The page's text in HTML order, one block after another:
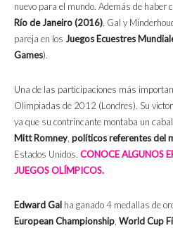
nuevo para el mundo. Además de haber
Río de Janeiro (2016), Gal y
pareja en los Juegos Ecuestres
Games).
Una de las participaciones más
Olimpiadas de 2012 (Londres). Su
ya que su contrincante montaba un
Mitt Romney, políticos referentes del
Estados Unidos. CONOCE ALGUNOS
JUEGOS OLÍMPICOS.
Edward Gal ha ganado 4 medallas de
European Championship, World Cup